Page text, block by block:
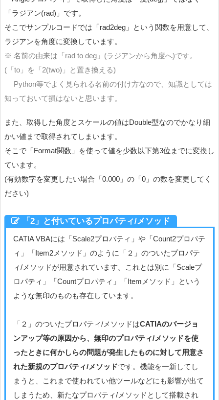
「ラジアン(rad)」です。
そこでサンプルコードでは「rad2deg」という関数を用意して、
ラジアンを角度に変換しています。
※ 名前の由来は「rad to deg」(ラジアンから角度へ)です。
(「to」を「2(two)」と置き換える)
Python等でよく見られる名前の付け方なので、知識としては
知っておいて損はないと思います。
また、取得した角度とスケールの値はDouble型なのでかなり細
かい値まで取得されてしまいます。
そこで「Format関数」を使って値を少数以下第3位までに変換し
ています。
(有効数字を変更したい場合「0.000」の「0」の数を変更してく
ださい)
「2」と付いているプロパティ/メソッド
CATIA VBAには「Scale2プロパティ」や「Count2プロパテ
ィ」「Item2メソッド」のように「２」のついたプロパテ
ィ/メソッドが用意されています。これとは別に「Scaleプ
ロパティ」「Countプロパティ」「Itemメソッド」という
ような無印のものも存在しています。
「２」のついたプロパティ/メソッドはCATIAのバージョ
ンアップ等の原因から、無印のプロパティ/メソッドを使
ったときに何かしらの問題が発生したものに対して用意さ
れた新規のプロパティ/メソッドです。機能を一新してし
まうと、これまで使われてい他ツールなどにも影響が出て
しまうため、新たなプロパティ/メソッドとして搭載され